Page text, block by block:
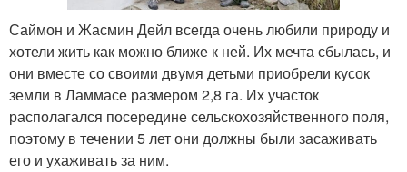
Саймон и Жасмин Дейл всегда очень любили природу и
хотели жить как можно ближе к ней. Их мечта сбылась, и
они вместе со своими двумя детьми приобрели кусок
земли в Ламмасе размером 2,8 га. Их участок
располагался посередине сельскохозяйственного поля,
поэтому в течении 5 лет они должны были засаживать
его и ухаживать за ним.